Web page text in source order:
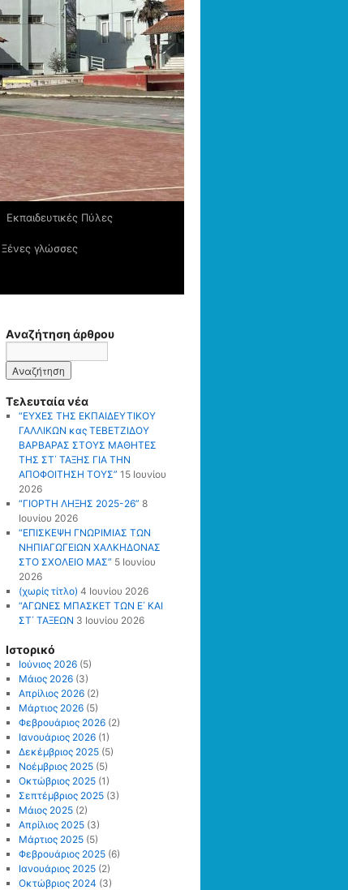
Εκπαιδευτικές Πύλες
Ξένες γλώσσες
Αναζήτηση άρθρου
Τελευταία νέα
“ΕΥΧΕΣ ΤΗΣ ΕΚΠΑΙΔΕΥΤΙΚΟΥ
ΓΑΛΛΙΚΩΝ κας ΤΕΒΕΤΖΙΔΟΥ
ΒΑΡΒΑΡΑΣ ΣΤΟΥΣ ΜΑΘΗΤΕΣ
ΤΗΣ ΣΤ΄ ΤΑΞΗΣ ΓΙΑ ΤΗΝ
ΑΠΟΦΟΙΤΗΣΗ ΤΟΥΣ” 15 Ιουνίου
2026
“ΓΙΟΡΤΗ ΛΗΞΗΣ 2025-26” 8
Ιουνίου 2026
“ΕΠΙΣΚΕΨΗ ΓΝΩΡΙΜΙΑΣ ΤΩΝ
ΝΗΠΙΑΓΩΓΕΙΩΝ ΧΑΛΚΗΔΟΝΑΣ
ΣΤΟ ΣΧΟΛΕΙΟ ΜΑΣ” 5 Ιουνίου
2026
(χωρίς τίτλο) 4 Ιουνίου 2026
“ΑΓΩΝΕΣ ΜΠΑΣΚΕΤ ΤΩΝ Ε΄ ΚΑΙ
ΣΤ΄ ΤΑΞΕΩΝ 3 Ιουνίου 2026
Ιστορικό
Ιούνιος 2026(5)
Μάιος 2026(3)
Απρίλιος 2026(2)
Μάρτιος 2026(5)
Φεβρουάριος 2026(2)
Ιανουάριος 2026(1)
Δεκέμβριος 2025(5)
Νοέμβριος 2025(5)
Οκτώβριος 2025(1)
Σεπτέμβριος 2025(3)
Μάιος 2025(2)
Απρίλιος 2025(3)
Μάρτιος 2025(5)
Φεβρουάριος 2025(6)
Ιανουάριος 2025(2)
Οκτώβριος 2024 (3)